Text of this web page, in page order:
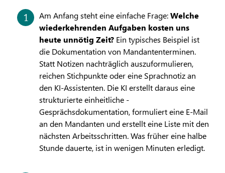
Am Anfang steht eine einfache Frage:Welche
wiederkehrenden Aufgaben kosten uns
heute unnötig Zeit? Ein typisches Beispiel ist
die Dokumentation von Mandantenterminen.
Statt Notizen nachträglich auszuformulieren,
reichen Stichpunkte oder eine Sprachnotiz an
den KI-Assistenten. Die KI erstellt daraus eine
strukturierte einheitliche ­
Gesprächsdokumentation, formuliert eine E-Mail
an den Mandanten und erstellt eine Liste mit den
nächsten Arbeitsschritten. Was früher eine halbe
Stunde dauerte, ist in wenigen Minuten erledigt.